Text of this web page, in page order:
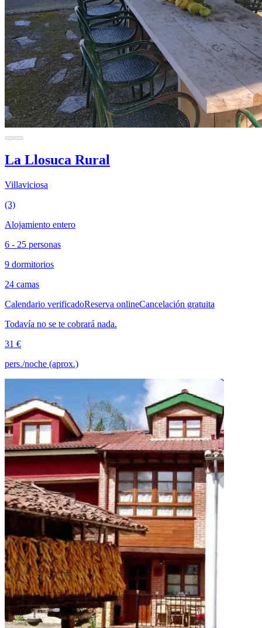
La Llosuca Rural
Villaviciosa
(3)
Alojamiento entero
6 - 25 personas
9 dormitorios
24 camas
Calendario verificadoReserva onlineCancelación gratuita
Todavía no se te cobrará nada.
31 €
pers./noche (aprox.)